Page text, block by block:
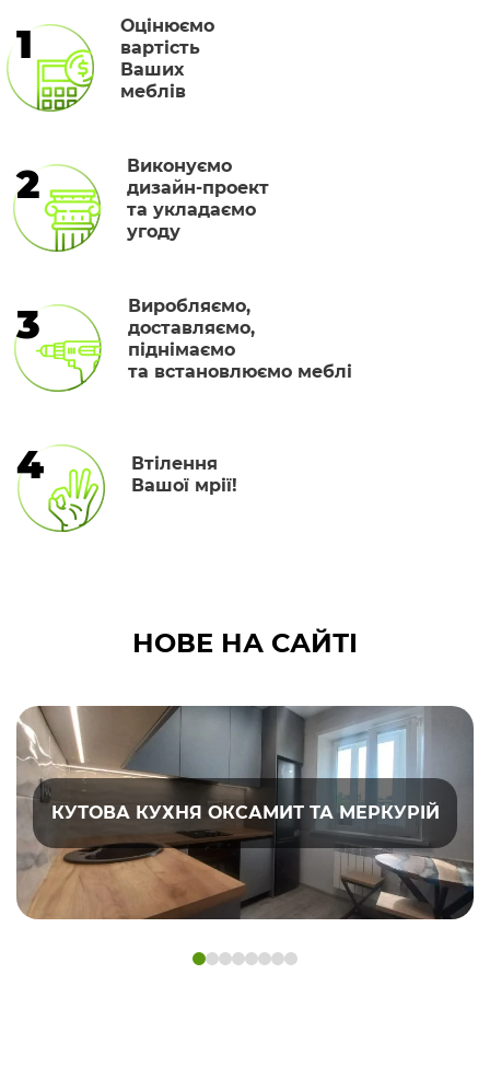
1
Оцінюємо
вартість
Ваших
меблів
2
Виконуємо
дизайн-проект
та укладаємо
угоду
3
Виробляємо,
доставляємо,
піднімаємо
та встановлюємо меблі
4
Втілення
Вашої мрії!
НОВЕ НА САЙТІ
КУТОВА КУХНЯ ОКСАМИТ ТА МЕРКУРІЙ